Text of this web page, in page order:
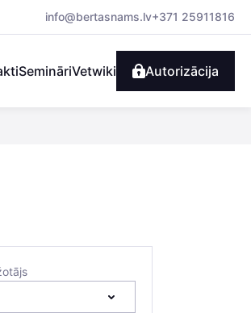
info@bertasnams.lv+371 25911816
SemināriVetwiki Autorizācija